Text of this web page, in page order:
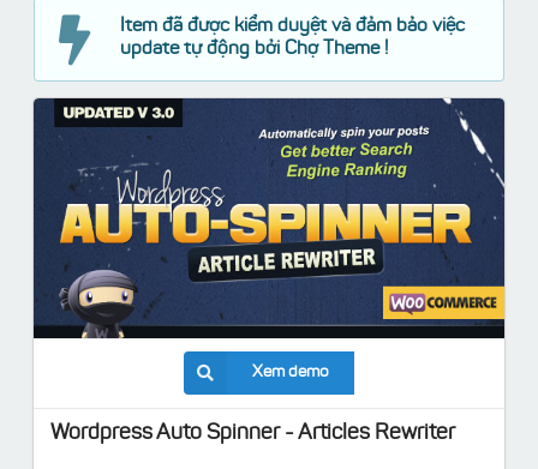
Item đã được kiểm duyệt và đảm bảo việc
update tự động bởi Chợ Theme !
Xem demo
Wordpress Auto Spinner - Articles Rewriter